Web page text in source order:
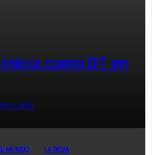
como DT en
MUNDO LA ROJA